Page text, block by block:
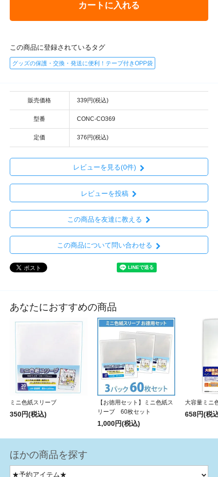
カートに入れる
この商品に登録されているタグ
グッズの保護・交換・発送に便利！テープ付きOPP袋
販売価格 339円(税込)
型番 CONC-CO369
定価 376円(税込)
レビューを見る(0件)
レビューを投稿
この商品を友達に教える
この商品について問い合わせる
あなたにおすすめの商品
ミニ色紙スリーブ
350円(税込)
【お徳用セット】ミニ色紙ス
リーブ 60枚セット
1,000円(税込)
大容量ミニ
658円(税
ほかの商品を探す